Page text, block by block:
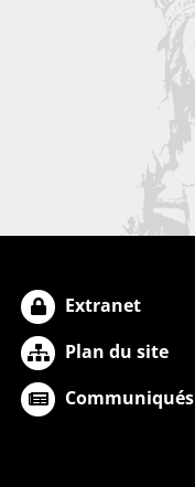
Extranet
Plan du site
Communiqués